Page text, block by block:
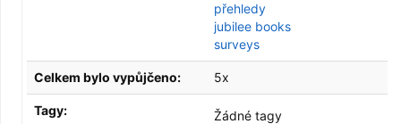
přehledy
jubilee books
surveys
Celkem bylo vypůjčeno: 5x
Tagy: Žádné tagy